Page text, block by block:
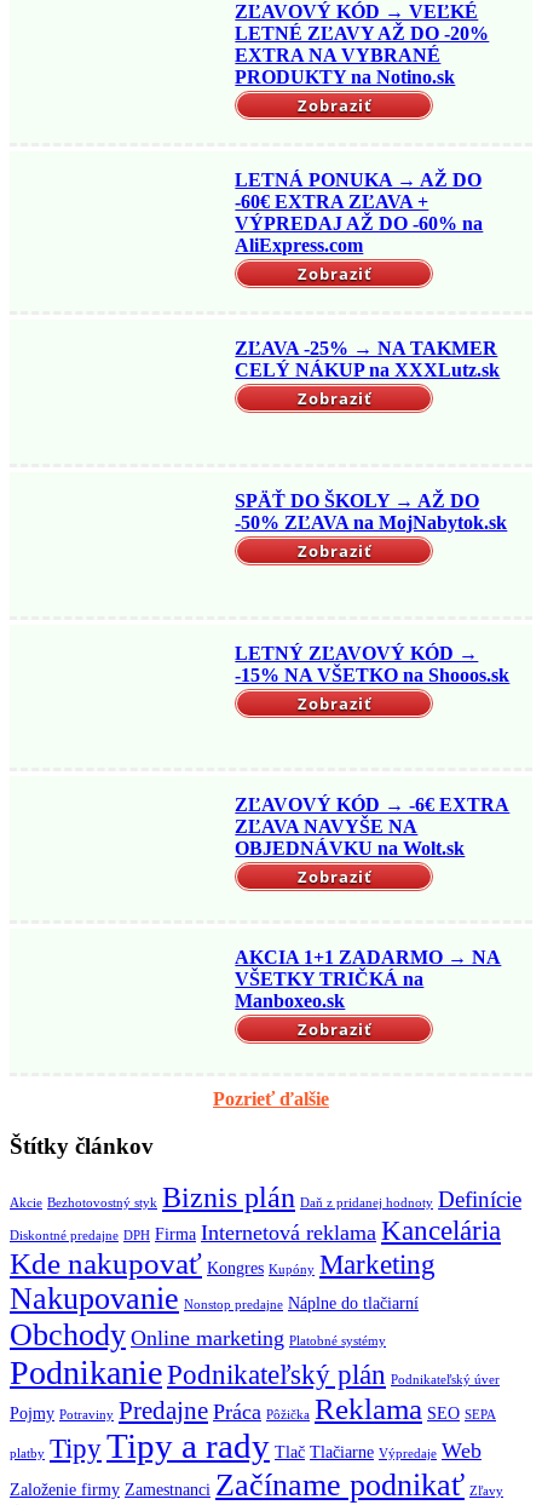
ZĽAVOVÝ KÓD → VEĽKÉ
LETNÉ ZĽAVY AŽ DO -20%
EXTRA NA VYBRANÉ
PRODUKTY na Notino.sk
Zobraziť
LETNÁ PONUKA → AŽ DO
-60€ EXTRA ZĽAVA +
VÝPREDAJ AŽ DO -60% na
AliExpress.com
Zobraziť
ZĽAVA -25% → NA TAKMER
CELÝ NÁKUP na XXXLutz.sk
Zobraziť
SPÄŤ DO ŠKOLY → AŽ DO
-50% ZĽAVA na MojNabytok.sk
Zobraziť
LETNÝ ZĽAVOVÝ KÓD →
-15% NA VŠETKO na Shooos.sk
Zobraziť
ZĽAVOVÝ KÓD → -6€ EXTRA
ZĽAVA NAVYŠE NA
OBJEDNÁVKU na Wolt.sk
Zobraziť
AKCIA 1+1 ZADARMO → NA
VŠETKY TRIČKÁ na
Manboxeo.sk
Zobraziť
Pozrieť ďalšie
Štítky článkov
Akcie Bezhotovostný styk Biznis plán Daň z pridanej hodnoty Definície
Diskontné predajne DPH Firma Internetová reklama Kancelária
Kde nakupovať Kongres Kupóny Marketing
Nakupovanie Nonstop predajne Náplne do tlačiarní
Obchody Online marketing Platobné systémy
PodnikaniePodnikateľský plán Podnikateľský úver
Pojmy Potraviny Predajne Práca Pôžička Reklama SEO SEPA
platby TipyTipy a rady Tlač Tlačiarne Výpredaje Web
Založenie firmy Zamestnanci Začíname podnikať Zľavy